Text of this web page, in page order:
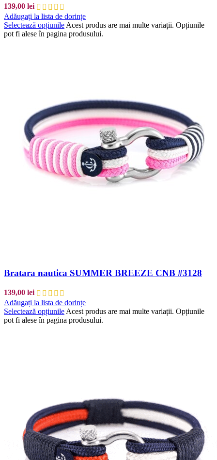
139,00 lei
Adăugați la lista de dorințe
Selectează opțiunile Acest produs are mai multe variații. Opțiunile
pot fi alese în pagina produsului.
Bratara nautica SUMMER BREEZE CNB #3128
139,00 lei
Adăugați la lista de dorințe
Selectează opțiunile Acest produs are mai multe variații. Opțiunile
pot fi alese în pagina produsului.